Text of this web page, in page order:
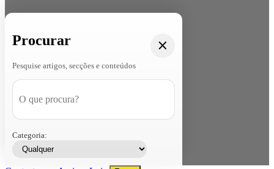
Procurar
Pesquise artigos, secções e conteúdos
Categoria: